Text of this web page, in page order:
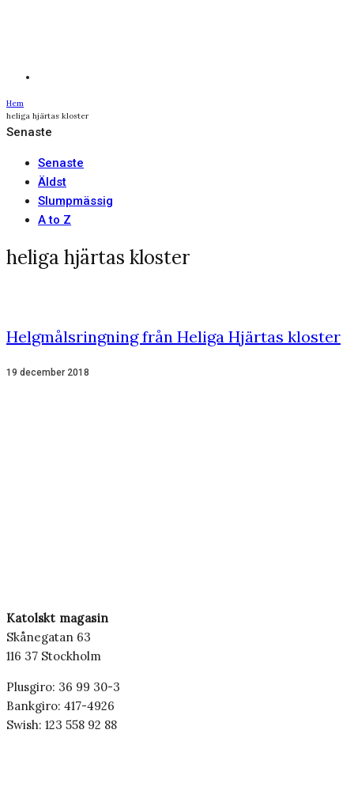
Hem
heliga hjärtas kloster
Senaste
Senaste
Äldst
Slumpmässig
A to Z
heliga hjärtas kloster
Helgmålsringning från Heliga Hjärtas kloster
19 december 2018
Katolskt magasin
Skånegatan 63
116 37 Stockholm
Plusgiro: 36 99 30-3
Bankgiro: 417-4926
Swish: 123 558 92 88